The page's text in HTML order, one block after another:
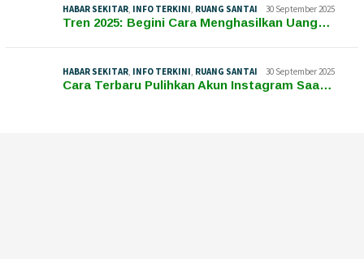
HABAR SEKITAR, INFO TERKINI, RUANG SANTAI 30 September 2025
Tren 2025: Begini Cara Menghasilkan Uang…
HABAR SEKITAR, INFO TERKINI, RUANG SANTAI 30 September 2025
Cara Terbaru Pulihkan Akun Instagram Saa…